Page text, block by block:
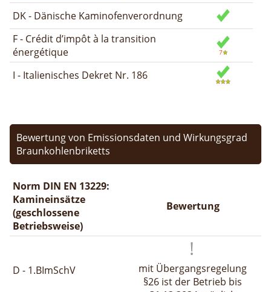
DK - Dänische Kaminofenverordnung
F - Crédit d’impôt à la transition
énergétique
I - Italienisches Dekret Nr. 186
Bewertung von Emissionsdaten und Wirkungsgrad
Braunkohlenbriketts
Norm DIN EN 13229:
Kamineinsätze
(geschlossene
Betriebsweise)
Bewertung
D - 1.BImSchV
mit Übergangsregelung
§26 ist der Betrieb bis